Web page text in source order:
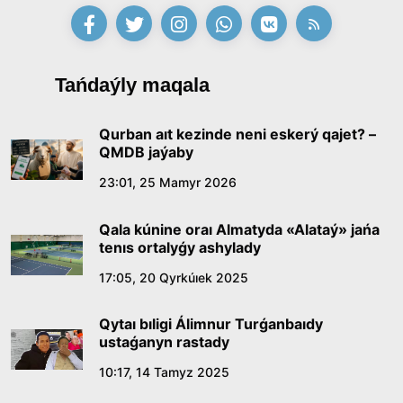
09:21, 21 Shilde 2026
Abaıdyń adam tárbıesi týraly kózqarastarynyń
18:59, 20 Shilde 2026
Jasandy ıntellekt: adamzattyń kómekshisi me,
18:16, 20 Shilde 2026
Ulttyq arhıvtiń ashylǵanyna 20 jyl: negizgi
jetistikteri men damý baǵyty
17:09, 20 Shilde 2026
Tańdaýly maqala
Qurban aıt kezinde neni eskerý qajet? –
QMDB jaýaby
23:01, 25 Mamyr 2026
Qala kúnine oraı Almatyda «Alataý» jańa
tenıs ortalyǵy ashylady
17:05, 20 Qyrkúıek 2025
Qytaı bıligi Álimnur Turǵanbaıdy
ustaǵanyn rastady
10:17, 14 Tamyz 2025